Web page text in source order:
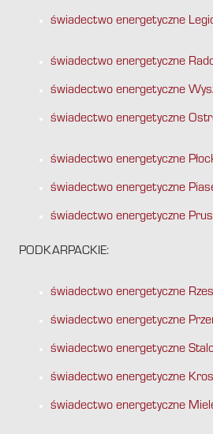
świadectwo energetyczne
świadectwo energetyczne
świadectwo energetyczne
świadectwo energetyczne
świadectwo energetyczne
świadectwo energetyczne
świadectwo energetyczne
PODKARPACKIE:
świadectwo energetyczne
świadectwo energetyczne
świadectwo energetyczne
świadectwo energetyczne
świadectwo energetyczne